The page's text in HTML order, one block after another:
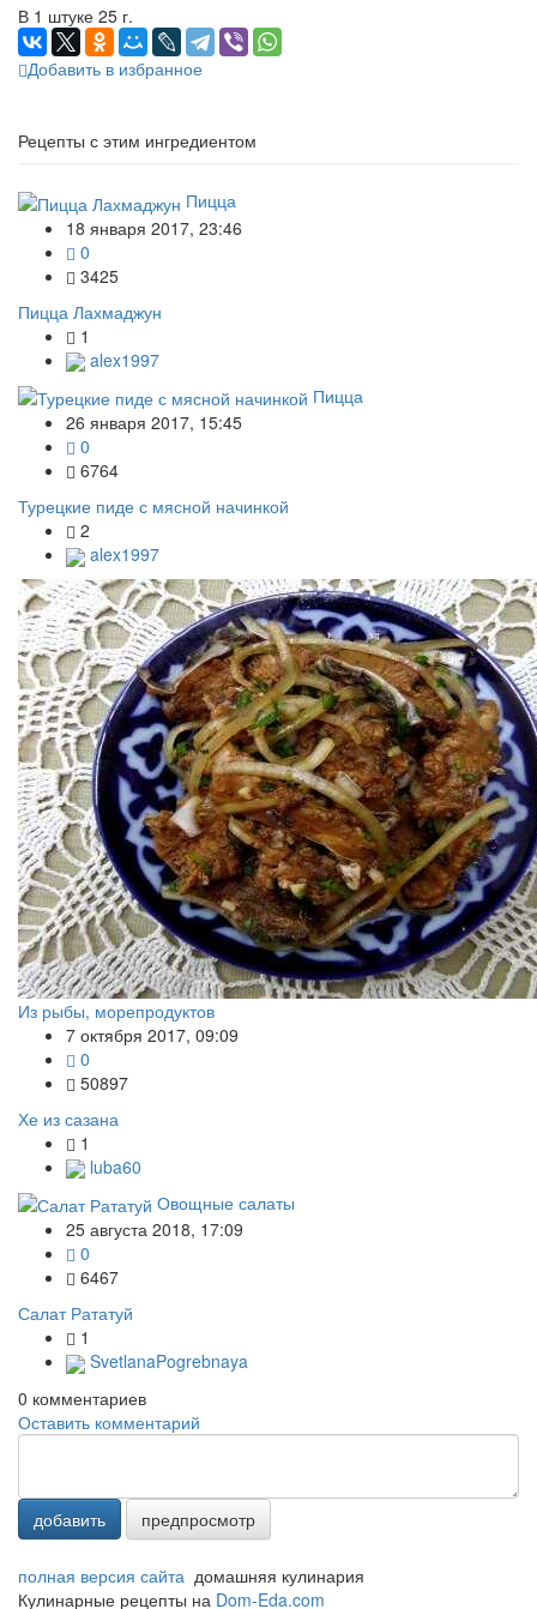
В 1 штуке 25 г.
Добавить в избранное
Рецепты с этим ингредиентом
Пицца
18 января 2017, 23:46
0
3425
Пицца Лахмаджун
1
alex1997
Пицца
26 января 2017, 15:45
0
6764
Турецкие пиде с мясной начинкой
2
alex1997
Из рыбы, морепродуктов
7 октября 2017, 09:09
0
50897
Хе из сазана
1
luba60
Овощные салаты
25 августа 2018, 17:09
0
6467
Салат Рататуй
1
SvetlanaPogrebnaya
0 комментариев
Оставить комментарий
добавить предпросмотр
полная версия сайта домашняя кулинария
Кулинарные рецепты на Dom-Eda.com